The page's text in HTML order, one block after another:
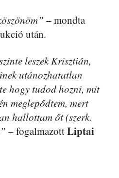
– mondta
után.
leszek Krisztián,
utánozhatatlan
hogy tudod hozni, mit
meglepődtem, mert
hallottam őt (szerk.
– fogalmazottLiptai